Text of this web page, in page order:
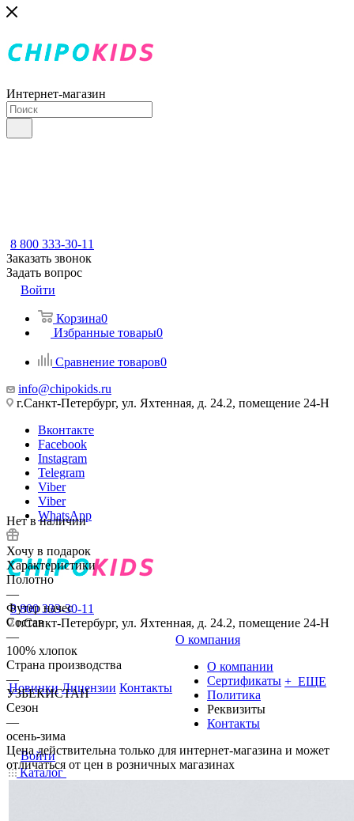
Интернет-магазин
8 800 333-30-11
Заказать звонок
Задать вопрос
Войти
Корзина0
Избранные товары0
Сравнение товаров0
info@chipokids.ru
г.Санкт-Петербург, ул. Яхтенная, д. 24.2, помещение 24-Н
Вконтакте
Facebook
Instagram
Telegram
Viber
Viber
WhatsApp
8 800 333-30-11
г.Санкт-Петербург, ул. Яхтенная, д. 24.2, помещение 24-Н
Новинки Лицензии Контакты
О компания
О компании
Сертификаты
Политика
Реквизиты
Контакты
+ ЕЩЕ
Войти
Каталог
Нет в наличии
Хочу в подарок
Характеристики
Полотно
—
Футер начес
Состав
—
100% хлопок
Страна производства
—
УЗБЕКИСТАН
Сезон
—
осень-зима
Цена действительна только для интернет-магазина и может
отличаться от цен в розничных магазинах